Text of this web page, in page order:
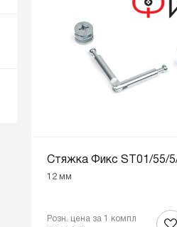
Стяжка Фикс ST01/55/
12 мм
Розн. цена за 1 компл